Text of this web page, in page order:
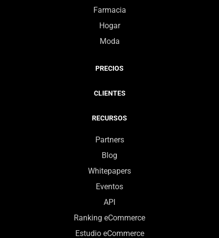
Farmacia
Hogar
Moda
PRECIOS
CLIENTES
RECURSOS
Partners
Blog
Whitepapers
Eventos
API
Ranking eCommerce
Estudio eCommerce